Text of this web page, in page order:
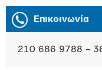
Επικοινωνία
210 686 9788 –